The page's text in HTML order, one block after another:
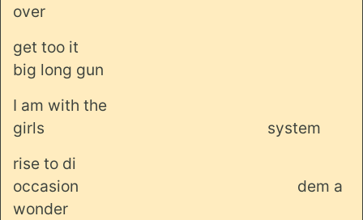
over
get too it
big long gun
I am with the
girls
system
rise to di
occasion
dem a
wonder